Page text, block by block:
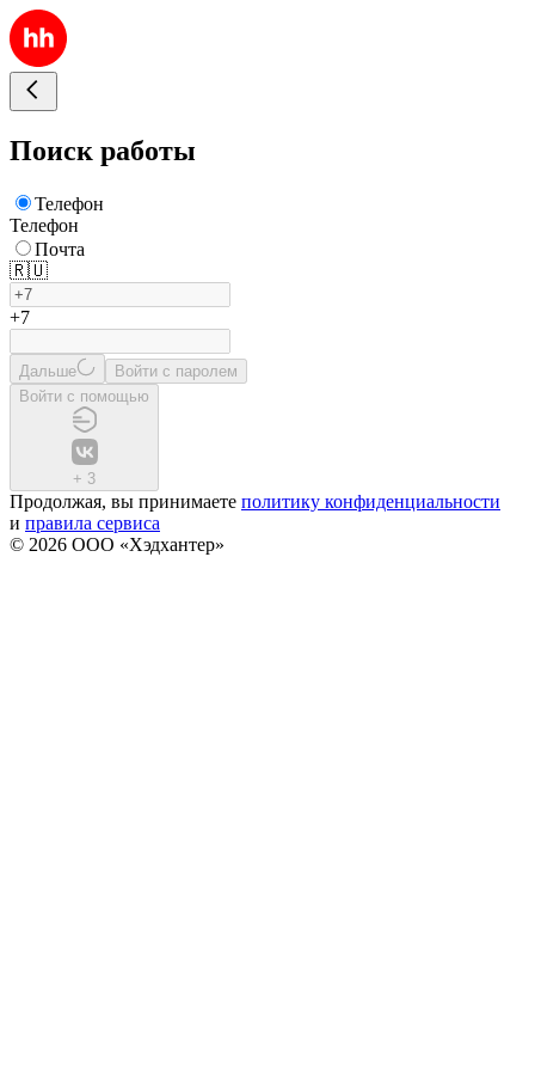
Поиск работы
Телефон
Телефон
Почта
🇷🇺
+7
Дальше
Войти с паролем
Войти с помощью
+ 3
Продолжая, вы принимаете политику конфиденциальности
и правила сервиса
© 2026 ООО «Хэдхантер»